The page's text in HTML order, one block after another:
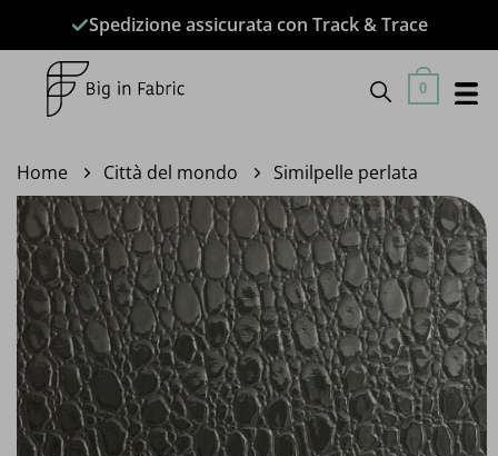
contenuti
Spedizione assicurata con Track & Trace
0
Home Città del mondo Similpelle perlata